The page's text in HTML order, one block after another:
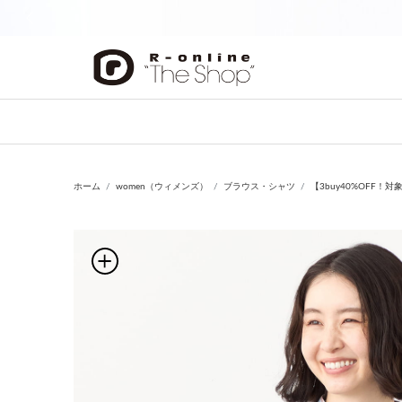
ホーム women（ウィメンズ） ブラウス・シャツ 【3buy40%OFF！対